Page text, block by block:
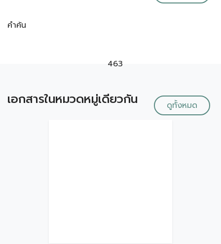
คำค้น
463
เอกสารในหมวดหมู่เดียวกัน ดูทั้งหมด